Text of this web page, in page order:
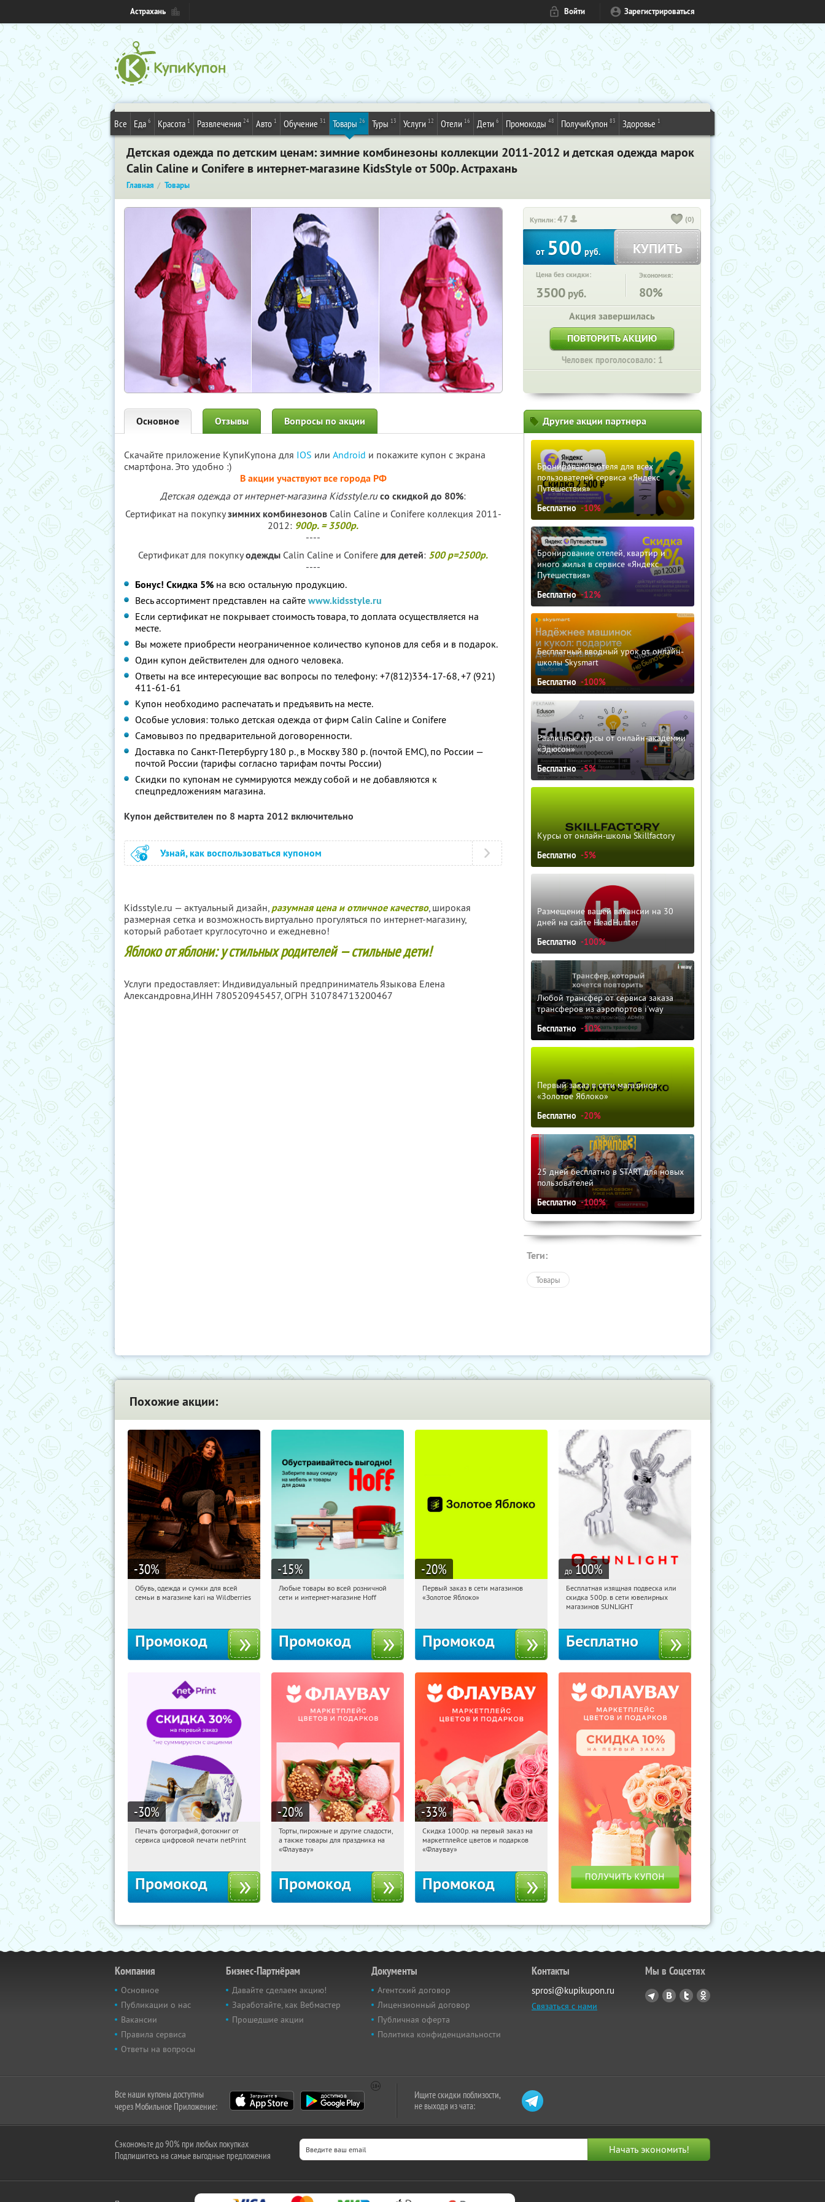
Астрахань Войти Зарегистрироваться
Все Еда 6 Красота 1 Развлечения 24 Авто 1 Обучение 31 Товары 26 Туры 13 Услуги 12 Отели 16 Дети 6 Промокоды 48 ПолучиКупон 83 Здоровье 1
Детская одежда по детским ценам: зимние комбинезоны коллекции 2011-2012 и детская одежда марок
Calin Caline и Conifere в интернет-магазине KidsStyle от 500р. Астрахань
Главная Товары
Купили:47 (0)
от500руб. КУПИТЬ
Цена без скидки:
3500 руб.
Экономия:
80%
Акция завершилась
ПОВТОРИТЬ АКЦИЮ
Человек проголосовало: 1
Основное Отзывы Вопросы по акции
Скачайте приложение КупиКупона для IOS или Android и покажите купон с экрана
смартфона. Это удобно :)
В акции участвуют все города РФ
Детская одежда от интернет-магазина Kidsstyle.ru со скидкой до 80%:
Сертификат на покупкузимних комбинезоновCalin Caline и Conifere коллекция 2011-
2012: 900р. = 3500р.
----
Сертификат для покупкуодежды Calin Caline и Conifere для детей: 500 р=2500р.
----
Бонус! Скидка 5% на всю остальную продукцию.
Весь ассортимент представлен на сайте www.kidsstyle.ru
Если сертификат не покрывает стоимость товара, то доплата осуществляется на
месте.
Вы можете приобрести неограниченное количество купонов для себя и в подарок.
Один купон действителен для одного человека.
Ответы на все интересующие вас вопросы по телефону: +7(812)334-17-68, +7 (921)
411-61-61
Купон необходимо распечатать и предъявить на месте.
Особые условия: только детская одежда от фирм Calin Caline и Conifere
Самовывоз по предварительной договоренности.
Доставка по Санкт-Петербургу 180 р., в Москву 380 р. (почтой ЕМС), по России —
почтой России (тарифы согласно тарифам почты России)
Скидки по купонам не суммируются между собой и не добавляются к
спецпредложениям магазина.
Купон действителен по 8 марта 2012 включительно
Узнай, как воспользоваться купоном
Kidsstyle.ru — актуальный дизайн, разумная цена и отличное качество, широкая
размерная сетка и возможность виртуально прогуляться по интернет-магазину,
который работает круглосуточно и ежедневно!
Яблоко от яблони: у стильных родителей — стильные дети!
Услуги предоставляет: Индивидуальный предприниматель Языкова Елена
Александровна,ИНН 780520945457, ОГРН 310784713200467
Другие акции партнера
Бронирование отеля для всех
пользователей сервиса «Яндекс
Путешествия»
Бесплатно -10%
Бронирование отелей, квартир и
иного жилья в сервисе «Яндекс
Путешествия»
Бесплатно -12%
Бесплатный вводный урок от онлайн-
школы Skysmart
Бесплатно -100%
Различные курсы от онлайн-академии
«Эдюсон»
Бесплатно -5%
Курсы от онлайн-школы Skillfactory
Бесплатно -5%
Размещение вашей вакансии на 30
дней на сайте HeadHunter
Бесплатно -100%
Любой трансфер от сервиса заказа
трансферов из аэропортов i'way
Бесплатно -10%
Первый заказ в сети магазинов
«Золотое Яблоко»
Бесплатно -20%
25 дней бесплатно в START для новых
пользователей
Бесплатно -100%
Теги:
Товары
Похожие акции:
-30%
08:04:05 Получили:
Обувь, одежда и сумки для всей
семьи в магазине kari на Wildberries
Промокод
-15%
08:04:05 Получили:
Любые товары во всей розничной
сети и интернет-магазине Hoff
Промокод
-20%
08:04:05
Получи первым!
Первый заказ в сети магазинов
«Золотое Яблоко»
Промокод
до 100%
08:04:05 Получили:
Россия
Бесплатная изящная подвеска или
скидка 500р. в сети ювелирных
магазинов SUNLIGHT
Бесплатно
-30%
08:04:05 Получили:
Печать фотографий, фотокниг от
сервиса цифровой печати netPrint
Промокод
-20%
08:04:05 Получили:
Россия
Торты, пирожные и другие сладости,
а также товары для праздника на
«Флаувау»
Промокод
-33%
08:04:05 Получили:
Россия
Скидка 1000р. на первый заказ на
маркетплейсе цветов и подарков
«Флаувау»
Промокод
Компания
Основное
Публикации о нас
Вакансии
Правила сервиса
Ответы на вопросы
Бизнес-Партнёрам
Давайте сделаем акцию!
Заработайте, как Вебмастер
Прошедшие акции
Документы
Агентский договор
Лицензионный договор
Публичная оферта
Политика конфиденциальности
Контакты
sprosi@kupikupon.ru
Связаться с нами
Мы в Соцсетях
Все наши купоны доступны
через Мобильное Приложение:
Ищите скидки поблизости,
не выходя из чата:
Сэкономьте до 90% при любых покупках
Подпишитесь на самые выгодные предложения